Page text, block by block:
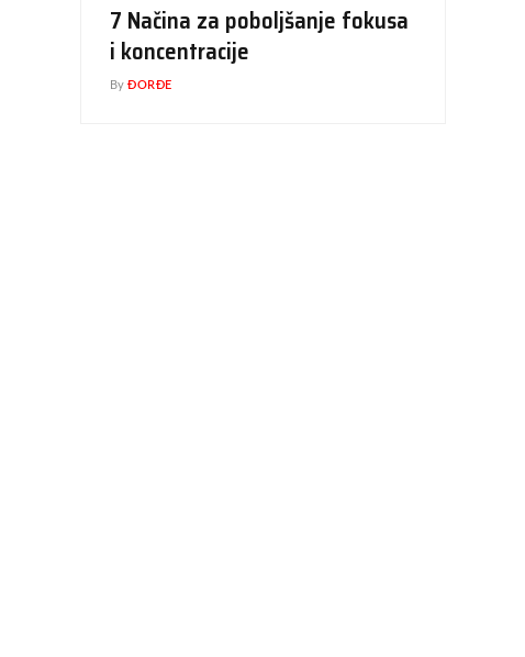
7 Načina za poboljšanje fokusa
i koncentracije
By ĐORĐE